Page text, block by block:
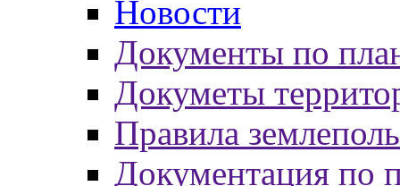
Новости
Документы по
Докуметы
Правила
Документация по